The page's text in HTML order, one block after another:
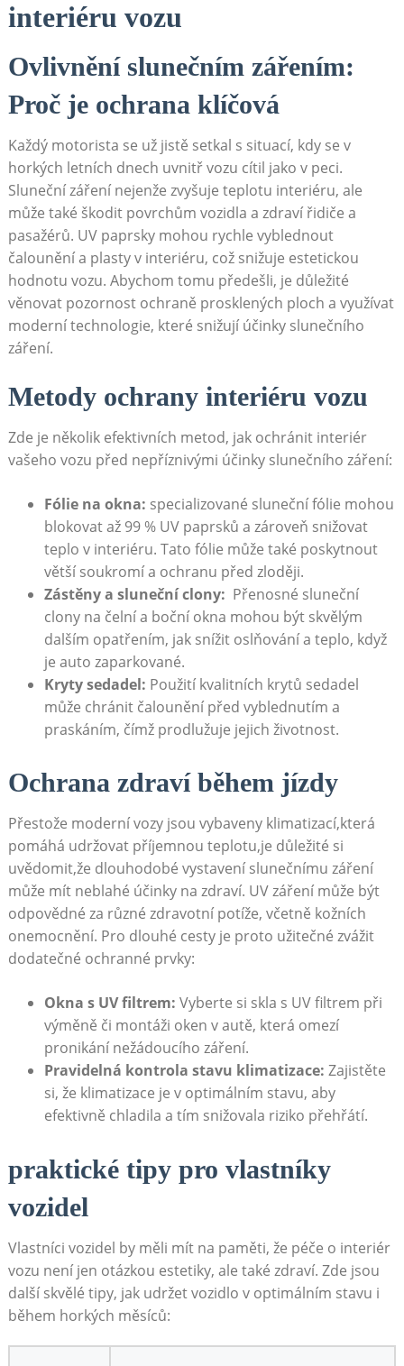
interiéru vozu
Ovlivnění slunečním zářením:
Proč je ochrana klíčová
Každý⁢ motorista ‍se už jistě⁤ setkal s situací, kdy se v
horkých letních dnech uvnitř vozu cítil ⁤jako v peci.
Sluneční záření nejenže zvyšuje ​teplotu interiéru, ‍ale
může také škodit⁢ povrchům vozidla a zdraví řidiče⁣ a
pasažérů.⁤ UV paprsky mohou rychle ‍vyblednout
čalounění‌ a plasty v⁤ interiéru, což snižuje ‌estetickou
hodnotu vozu.⁢ Abychom tomu předešli,⁢ je důležité
věnovat‍ pozornost ⁣ochraně prosklených ploch a využívat
moderní technologie, ⁤které snižují účinky slunečního
záření.
Metody ochrany interiéru vozu
Zde je několik‌ efektivních metod, jak ochránit interiér
vašeho vozu před nepříznivými účinky slunečního⁢ záření:
Fólie na okna: ‌specializované sluneční fólie mohou
blokovat až 99 % UV paprsků a zároveň⁣ snižovat​
teplo v interiéru. Tato fólie může‍ také‍ poskytnout
větší soukromí ⁢a ochranu před zloději.
Zástěny a ​sluneční clony: ⁤ Přenosné sluneční
clony na ​čelní a boční‍ okna mohou být skvělým
dalším opatřením,​ jak snížit oslňování a teplo, když
je auto zaparkované.
Kryty sedadel: Použití kvalitních krytů sedadel
může chránit čalounění‌ před vyblednutím a
praskáním, čímž ‍prodlužuje jejich životnost.
Ochrana‌ zdraví během ⁢jízdy
Přestože moderní vozy jsou ‌vybaveny klimatizací,která
pomáhá udržovat ​příjemnou teplotu,je ⁤důležité​ si⁤
uvědomit,že ⁢dlouhodobé vystavení slunečnímu záření
může mít neblahé ⁤účinky ‌na zdraví. ‍UV⁢ záření může být
odpovědné za různé zdravotní potíže, včetně kožních
onemocnění. Pro​ dlouhé cesty je proto ⁢užitečné zvážit
dodatečné ochranné prvky:
Okna s UV filtrem: Vyberte si skla s ⁤UV filtrem při
výměně či montáži ‌oken v autě, která omezí
pronikání nežádoucího záření.
Pravidelná kontrola stavu klimatizace: Zajistěte
si, že klimatizace ⁢je ⁤v optimálním stavu, ⁣aby
efektivně chladila a tím snižovala riziko přehřátí.
praktické tipy ​pro‌ vlastníky
vozidel
Vlastníci ⁣vozidel by měli mít na paměti, že péče o ‍interiér
vozu není jen otázkou estetiky, ale také zdraví. Zde⁤ jsou
další skvělé tipy, jak udržet vozidlo v optimálním ⁤stavu i
‍během horkých‍ měsíců: